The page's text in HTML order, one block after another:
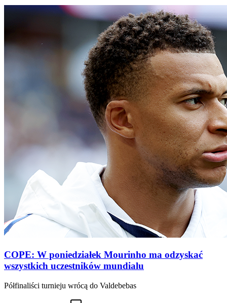
COPE: W poniedziałek Mourinho ma odzyskać
wszystkich uczestników mundialu
Półfinaliści turnieju wrócą do Valdebebas